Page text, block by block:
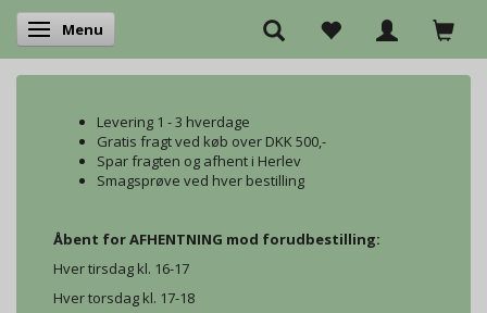
Skifte navigation
Menu
Levering 1 - 3 hverdage
Gratis fragt ved køb over DKK 500,-
Spar fragten og afhent i Herlev
Smagsprøve ved hver bestilling
Åbent for AFHENTNING mod forudbestilling:
Hver tirsdag kl. 16-17
Hver torsdag kl. 17-18